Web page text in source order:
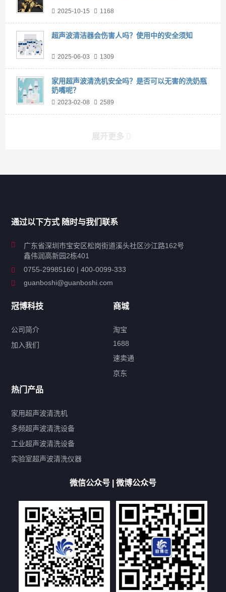
2025-10-15 1168
超声波清洁器会伤害人吗？使用中的安全须知
2025-06-03 1309
家用超声波清洗机安全吗？是否可以无害的洗奶瓶
奶嘴呢？
2023-02-08 2589
展开更多
工业超声波清洗设备
特种超声波洗净产品
超声波配件
产品标签
鼓泡 升降 抛动
带加热
功率可调
双波脱气
机械旋钮系列
厨具清洗机
超声波振板
高尔夫球杆清洗机
大型单槽带过滤系列
全自动/半自动系列
客户定制非标机参考
双槽三槽四槽五槽多槽系列
轮胎清洗机
多频 扫频
文章标签
超声波清洗机定制
超声波清洗机除油污
通过以下方式 随时与我们联系
广东省深圳市宝安区松岗街道溪头社区沙江路162号
鑫伟润高新园2栋401
0755-29985160 | 400-0099-333
guanboshi@guanboshi.com
冠博科技
公司简介
加入我们
商城
淘宝
1688
速卖通
京东
热门产品
家用超声波清洗机
多频超声波清洗设备
工业超声波清洗设备
实验室超声波清洗仪器
微信公众号 | 微博公众号